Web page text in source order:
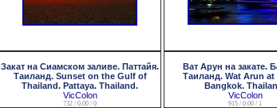
Закат на Сиамском заливе. Паттайя.
Таиланд. Sunset on the Gulf of
Thailand. Pattaya. Thailand.
VicColon
732 / 0.00 / 0
Ват Арун на закате.
Таиланд. Wat Arun at
Bangkok.
VicColon
915 / 0.00 / 1